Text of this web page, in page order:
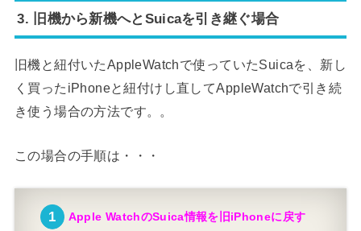
3. 旧機から新機へとSuicaを引き継ぐ場合
旧機と紐付いたAppleWatchで使っていたSuicaを、新し
く買ったiPhoneと紐付けし直してAppleWatchで引き続
き使う場合の方法です。。
この場合の手順は・・・
Apple WatchのSuica情報を旧iPhoneに戻す